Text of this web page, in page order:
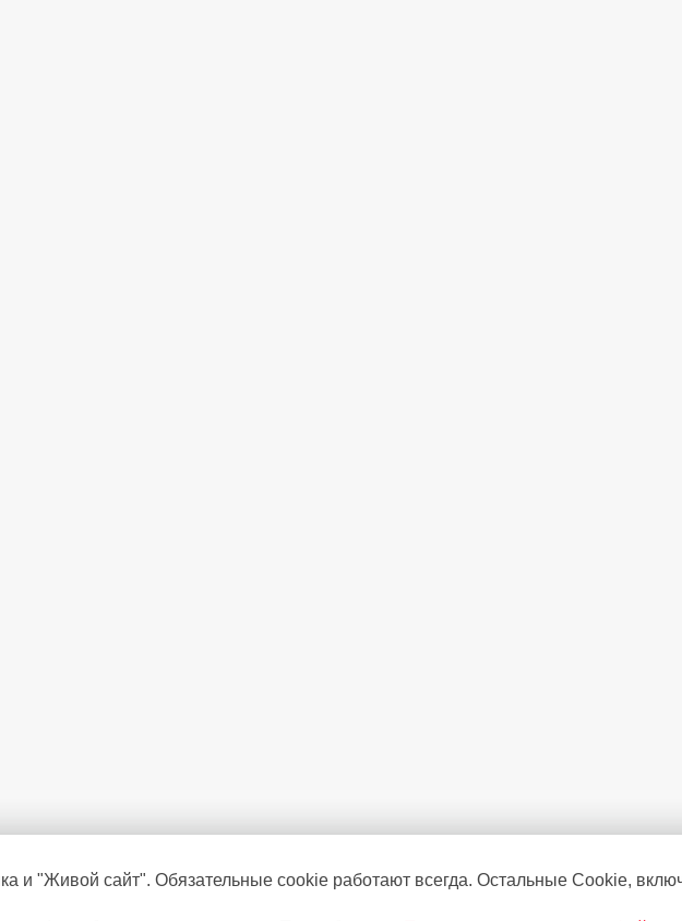
и "Живой сайт". Обязательные cookie работают всегда. Остальные Сookie,